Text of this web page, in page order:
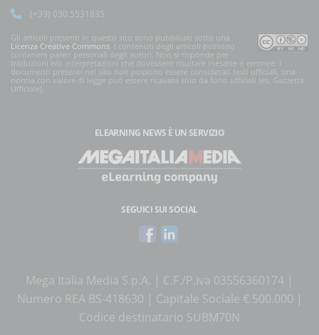
(+39) 030.5531835
Gli articoli presenti in questo sito sono pubblicati sotto una
Licenza Creative Commons. I contenuti degli articoli possono
contenere pareri personali degli autori. Non si risponde per
traduzioni e/o interpretazioni che dovessero risultare inesatte o erronee. I
documenti presenti nel sito non possono essere considerati testi ufficiali, una
norma con valore di legge può essere ricavata solo da fonti ufficiali (es. Gazzetta
Ufficiale).
ELEARNING NEWS È UN SERVIZIO
SEGUICI SUI SOCIAL
Mega Italia Media S.p.A. | C.F./P.Iva 03556360174 |
Numero REA BS-418630 | Capitale Sociale € 500.000 |
Codice destinatario SUBM70N